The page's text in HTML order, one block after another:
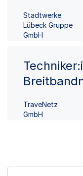
Stadtwerke
Lübeck Gruppe
GmbH
TraveNetz
GmbH